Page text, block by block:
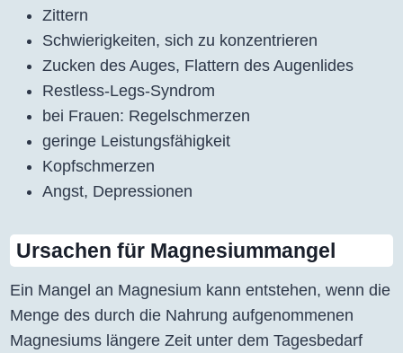
Zittern
Schwierigkeiten, sich zu konzentrieren
Zucken des Auges, Flattern des Augenlides
Restless-Legs-Syndrom
bei Frauen: Regelschmerzen
geringe Leistungsfähigkeit
Kopfschmerzen
Angst, Depressionen
Ursachen für Magnesiummangel
Ein Mangel an Magnesium kann entstehen, wenn die
Menge des durch die Nahrung aufgenommenen
Magnesiums längere Zeit unter dem Tagesbedarf